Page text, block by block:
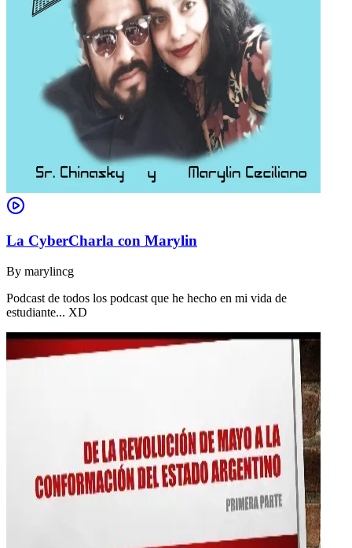
La CyberCharla con Marylin
By marylincg
Podcast de todos los podcast que he hecho en mi vida de
estudiante... XD